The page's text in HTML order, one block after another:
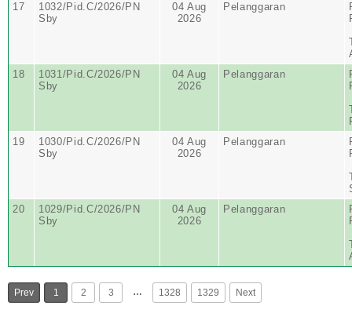
17
1032/Pid.C/2026/PN
Sby
04 Aug
2026
Pelanggaran
18
1031/Pid.C/2026/PN
Sby
04 Aug
2026
Pelanggaran
19
1030/Pid.C/2026/PN
Sby
04 Aug
2026
Pelanggaran
20
1029/Pid.C/2026/PN
Sby
04 Aug
2026
Pelanggaran
Prev 1 2 3 … 1328 1329 Next